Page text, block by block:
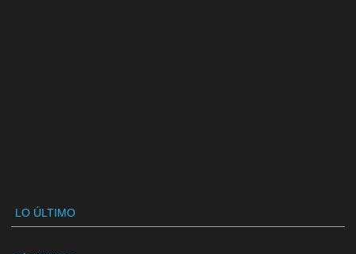
LO ÚLTIMO